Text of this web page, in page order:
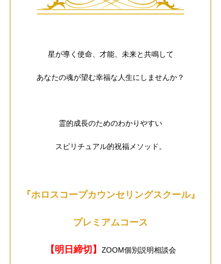
星が導く使命、才能、未来と共鳴して
あなたの魂が望む幸福な人生にしませんか？
霊的成長のためのわかりやすい
スピリチュアル的祝福メソッド。
『ホロスコープカウンセリングスクール』
プレミアムコース
【明日締切】 ZOOM個別説明相談会